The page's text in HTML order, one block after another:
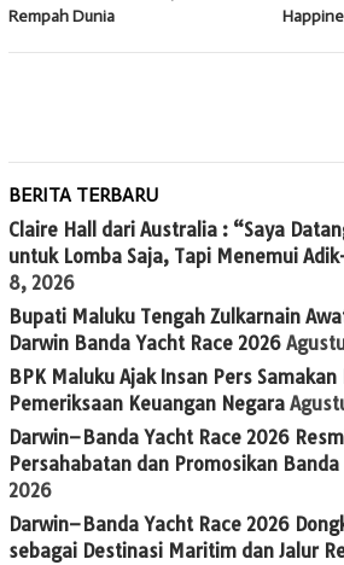
Rempah Dunia
BERITA TERBARU
Claire Hall dari Australia : “Saya
untuk Lomba Saja, Tapi Menemui
8, 2026
Bupati Maluku Tengah Zulkarnain
Darwin Banda Yacht Race 2026
BPK Maluku Ajak Insan Pers
Pemeriksaan Keuangan Negara
Darwin–Banda Yacht Race 2026
Persahabatan dan Promosikan Banda
2026
Darwin–Banda Yacht Race 2026
sebagai Destinasi Maritim dan Jalur